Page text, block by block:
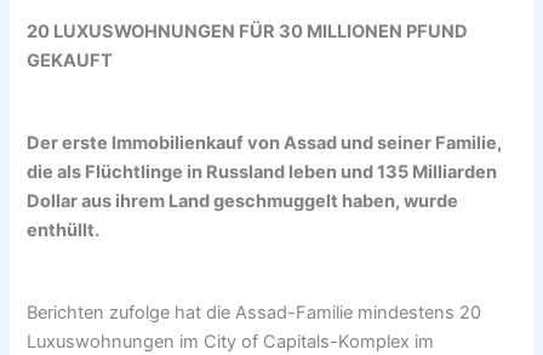
20 LUXUSWOHNUNGEN FÜR 30 MILLIONEN PFUND
GEKAUFT
Der erste Immobilienkauf von Assad und seiner Familie,
die als Flüchtlinge in Russland leben und 135 Milliarden
Dollar aus ihrem Land geschmuggelt haben, wurde
enthüllt.
Berichten zufolge hat die Assad-Familie mindestens 20
Luxuswohnungen im City of Capitals-Komplex im